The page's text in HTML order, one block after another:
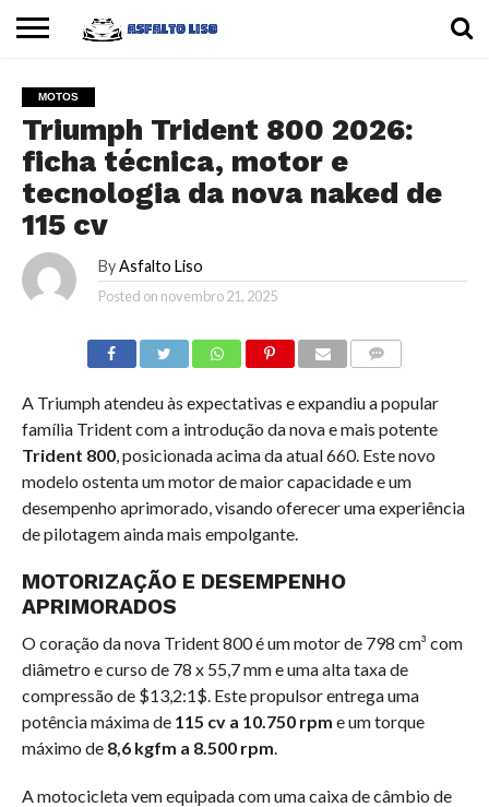
CARROS
MOTOS
DICAS
MOTOS
Triumph Trident 800 2026:
ficha técnica, motor e
tecnologia da nova naked de
115 cv
By Asfalto Liso
Posted on novembro 21, 2025
A Triumph atendeu às expectativas e expandiu a popular
família Trident com a introdução da nova e mais potente
Trident 800, posicionada acima da atual 660. Este novo
modelo ostenta um motor de maior capacidade e um
desempenho aprimorado, visando oferecer uma experiência
de pilotagem ainda mais empolgante.
MOTORIZAÇÃO E DESEMPENHO
APRIMORADOS
O coração da nova Trident 800 é um motor de 798 cm³ com
diâmetro e curso de 78 x 55,7 mm e uma alta taxa de
compressão de $13,2:1$. Este propulsor entrega uma
potência máxima de 115 cv a 10.750 rpm e um torque
máximo de 8,6 kgfm a 8.500 rpm.
A motocicleta vem equipada com uma caixa de câmbio de